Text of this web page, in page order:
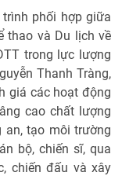
phối hợp giữa
thao và Du lịch về
trong lực lượng
Thanh Tràng,
giá các hoạt động
cao chất lượng
an, tạo môi trường
bộ, chiến sĩ, qua
chiến đấu và xây